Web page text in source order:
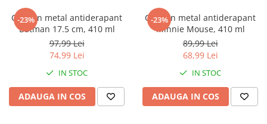
Tom & Jerry
Transformers
Top Wings
Incaltaminte baieti
Ghete si cizme baieti
Pantofi baieti
Rainbow High
Garfield
Nightmare before Christmas
EplusM
-23%
Castron metal antiderapant
Batman 17.5 cm, 410 ml
97,99 Lei
74,99 Lei
IN STOC
ADAUGA IN COS
-23%
Castron metal antiderapant
Minnie Mouse, 410 ml
89,99 Lei
68,99 Lei
IN STOC
ADAUGA IN COS